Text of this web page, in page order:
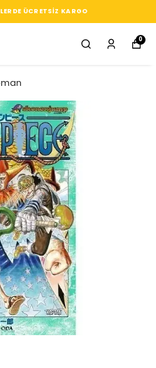
ÜRÜN, TARZINA DAIR KÜÇÜK BIR IMZA
0